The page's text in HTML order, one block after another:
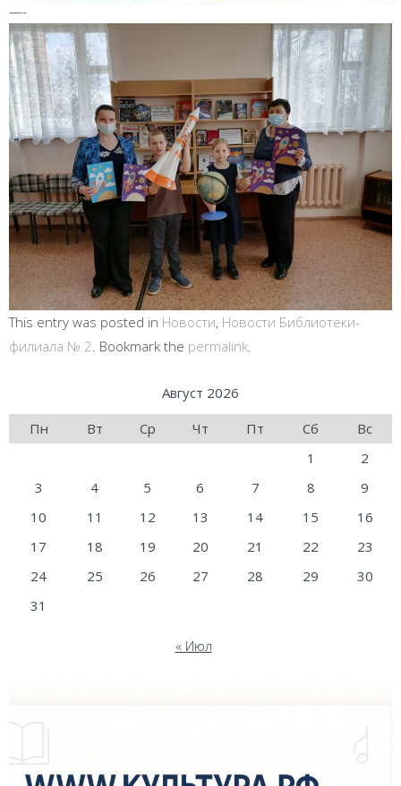
—-
This entry was posted in Новости, Новости Библиотеки-
филиала № 2 . Bookmark the permalink
Август 2026
Пн
Вт Ср Чт Пт Сб
Вс
1
2
3
4 5 6 7 8
9
10
11 12 13 14 15
16
17
18 19 20 21 22
23
24
25 26 27 28 29
30
31
« Июл